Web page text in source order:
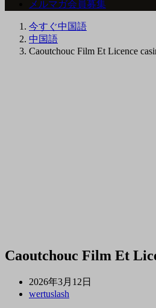
メルマガ会員募集
今すぐ中国語
中国語
Caoutchouc Film Et Licence
Caoutchouc Film Et
2026年3月12日
wertuslash